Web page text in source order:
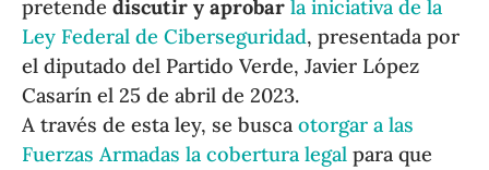
pretendediscutir y aprobar la iniciativa de la
Ley Federal de Ciberseguridad, presentada por
el diputado del Partido Verde, Javier López
Casarín el 25 de abril de 2023.
A través de esta ley, se buscaotorgar a las
Fuerzas Armadas la cobertura legal para que